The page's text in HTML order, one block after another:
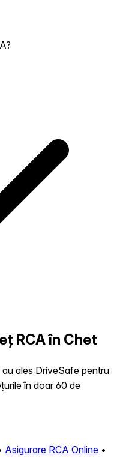
RCA în Chet
ales DriveSafe pentru
în doar 60 de
Asigurare RCA Online •